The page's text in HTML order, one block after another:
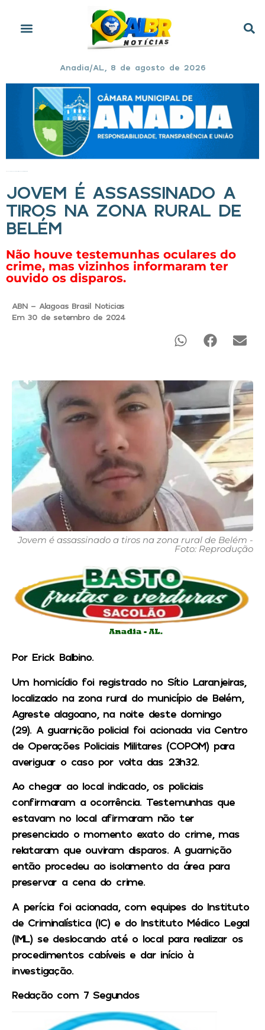
Anadia/AL, 8 de agosto de 2026
JOVEM É ASSASSINADO A
TIROS NA ZONA RURAL DE
BELÉM
Não houve testemunhas oculares do
crime, mas vizinhos informaram ter
ouvido os disparos.
ABN - Alagoas Brasil Noticias
Em 30 de setembro de 2024
Jovem é assassinado a tiros na zona rural de Belém -
Foto: Reprodução
Por Erick Balbino.
Um homicídio foi registrado no Sítio Laranjeiras,
localizado na zona rural do município de Belém,
Agreste alagoano, na noite deste domingo
(29). A guarnição policial foi acionada via Centro
de Operações Policiais Militares (COPOM) para
averiguar o caso por volta das 23h32.
Ao chegar ao local indicado, os policiais
confirmaram a ocorrência. Testemunhas que
estavam no local afirmaram não ter
presenciado o momento exato do crime, mas
relataram que ouviram disparos. A guarnição
então procedeu ao isolamento da área para
preservar a cena do crime.
A perícia foi acionada, com equipes do Instituto
de Criminalística (IC) e do Instituto Médico Legal
(IML) se deslocando até o local para realizar os
procedimentos cabíveis e dar início à
investigação.
Redação com 7 Segundos